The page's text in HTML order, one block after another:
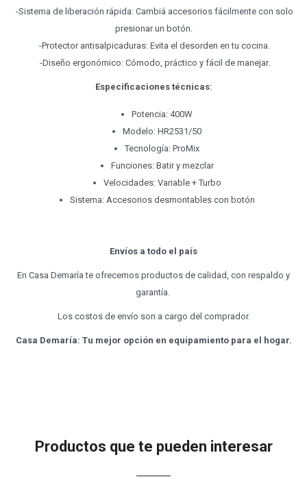
-Sistema de liberación rápida: Cambiá accesorios fácilmente con solo
presionar un botón.
-Protector antisalpicaduras: Evita el desorden en tu cocina.
-Diseño ergonómico: Cómodo, práctico y fácil de manejar.
Especificaciones técnicas:
Potencia: 400W
Modelo: HR2531/50
Tecnología: ProMix
Funciones: Batir y mezclar
Velocidades: Variable + Turbo
Sistema: Accesorios desmontables con botón
Envíos a todo el país
En Casa Demaría te ofrecemos productos de calidad, con respaldo y
garantía.
Los costos de envío son a cargo del comprador.
Casa Demaría: Tu mejor opción en equipamiento para el hogar.
Productos que te pueden interesar